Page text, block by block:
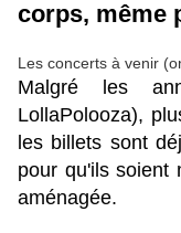
corps, même
Les concerts à venir
Malgré les
LollaPolooza),
les billets sont
pour qu'ils soient
aménagée.